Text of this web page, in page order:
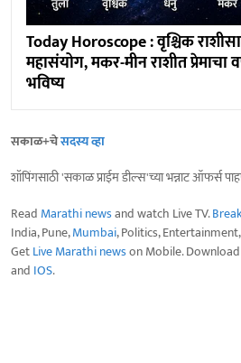
Today Horoscope : वृश्चिक
महासंयोग, मकर-मीन राशीत प्रेमाचा
भविष्य
सकाळ+चेसदस्य व्हा
शॉपिंगसाठी 'सकाळ प्राईम डील्स'च्या भन्नाट ऑफर्स
Read Marathi newsand watch Live TV.
India, Pune,Mumbai, Politics,
GetLive Marathi newson Mobile.
and IOS.